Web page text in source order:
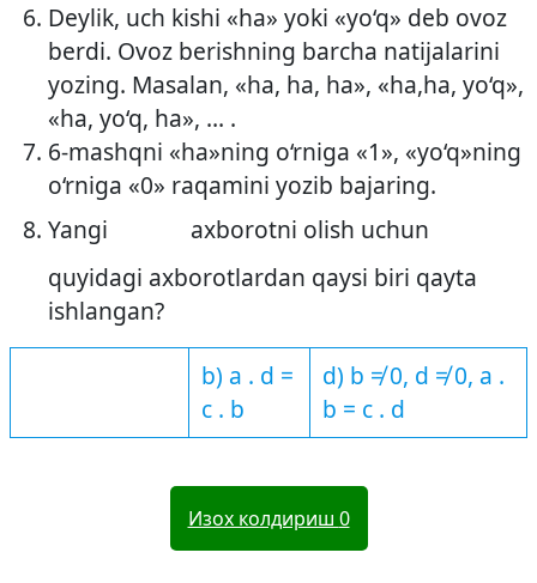
Deylik, uch kishi «ha» yoki «yo‘q» deb ovoz
berdi. Ovoz berishning barcha natijalarini
yozing. Masalan, «ha, ha, ha», «ha,ha, yo‘q»,
«ha, yo‘q, ha», … .
6­-mashqni «ha»ning o‘rniga «1», «yo‘q»ning
o‘rniga «0» raqamini yozib bajaring.
Yangi
axborotni olish uchun
quyidagi axborotlardan qaysi biri qayta
ishlangan?
b) a . d =
c . b
d) b ≠ 0, d ≠ 0, a .
b = c . d
Изох колдириш 0